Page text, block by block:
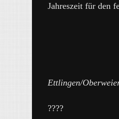
Jahreszeit für den
Ettlingen/
????